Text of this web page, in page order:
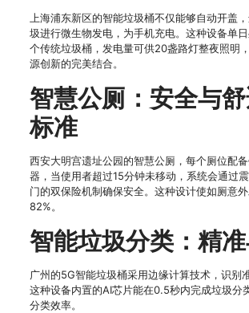
上海浦东新区的智能垃圾桶不仅能够自动开盖
圾进行微生物发电，为手机充电。这种设备单
个传统垃圾桶，发电量可供20盏路灯整夜照明
源创新的完美结合。
智慧公厕：安全与
标准
西安大明宫遗址公园的智慧公厕，每个厕位配
器，当使用者超过15分钟未移动，系统会通过
门的双保险机制确保安全。这种设计使如厕意
82%。
智能垃圾分类：精
广州的5G智能垃圾桶采用边缘计算技术，识别
这种设备内置的AI芯片能在0.5秒内完成垃圾分
分类效率。